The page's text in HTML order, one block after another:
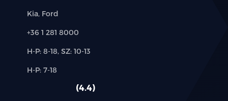
Márkák:
Kia, Ford
Telefon:
+36 1 281 8000
Új-
használt
H-P: 8-18, SZ: 10-13
Alkatrész,
H-P: 7-18
4.4